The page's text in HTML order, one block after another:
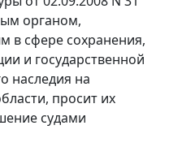
органом,
в сфере сохранения,
и государственной
наследия на
просит их
судами